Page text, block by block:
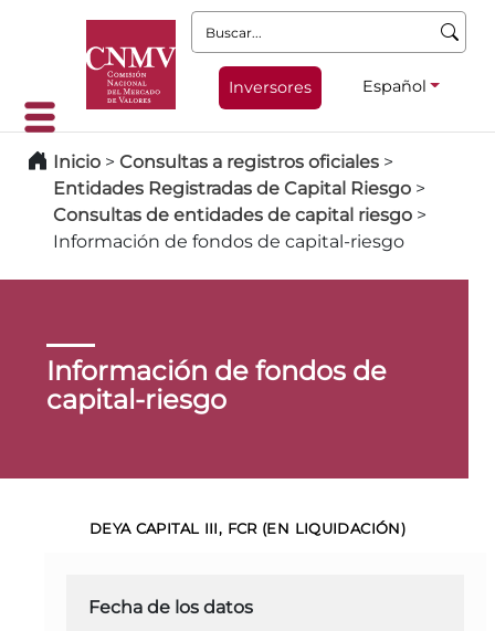
Buscar:
Inversores Español
Inicio > Consultas a registros oficiales >
Entidades Registradas de Capital Riesgo >
Consultas de entidades de capital riesgo >
Información de fondos de capital-riesgo
Información de fondos de
capital-riesgo
DEYA CAPITAL III, FCR (EN LIQUIDACIÓN)
Fecha de los datos